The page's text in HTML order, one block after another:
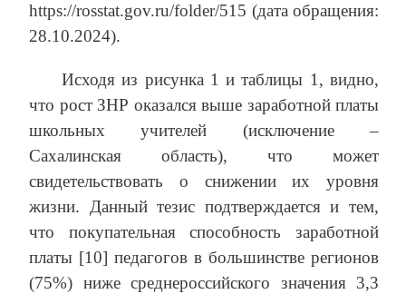
https://rosstat.gov.ru/folder/515 (дата обращения:
28.10.2024).
Исходя из рисунка 1 и таблицы 1, видно,
что рост ЗНР оказался выше заработной платы
школьных учителей (исключение –
Сахалинская область), что может
свидетельствовать о снижении их уровня
жизни. Данный тезис подтверждается и тем,
что покупательная способность заработной
платы [10] педагогов в большинстве регионов
(75%) ниже среднероссийского значения 3,3